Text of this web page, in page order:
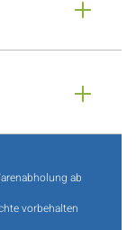
ab
vorbehalten